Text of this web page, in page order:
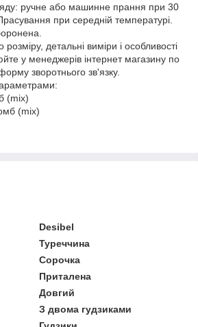
ручне або машинне прання при 30
при середній температурі.
розміру, детальні виміри і особливості
у менеджерів інтернет магазину по
зворотнього зв'язку.
(mix)
(mix)
Desibel
Туреччина
Сорочка
Приталена
Довгий
З двома гудзиками